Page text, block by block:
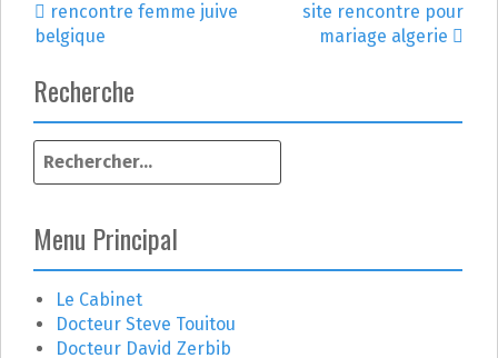
N
a
v
i
g
a
t
rencontre femme juive
belgique
site rencontre pour
mariage algerie
Recherche
e
h
e
r
c
h
e
Menu Principal
Le Cabinet
Docteur Steve Touitou
Docteur David Zerbib